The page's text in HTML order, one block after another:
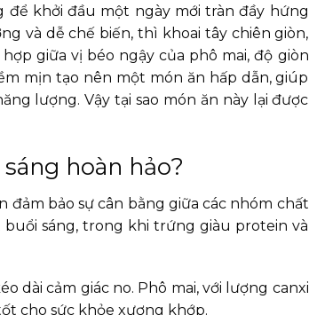
khởi đầu một ngày mới tràn đầy hứng
và dễ chế biến, thì khoai tây chiên giòn,
giữa vị béo ngậy của phô mai, độ giòn
mịn tạo nên một món ăn hấp dẫn, giúp
lượng. Vậy tại sao món ăn này lại được
hoàn hảo?
bảo sự cân bằng giữa các nhóm chất
sáng, trong khi trứng giàu protein và
dài cảm giác no. Phô mai, với lượng canxi
cho sức khỏe xương khớp.